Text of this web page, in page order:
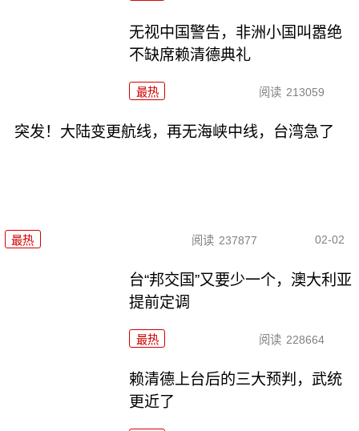
无视中国警告，非洲小国叫嚣绝
不缺席赖清德典礼
最热 阅读 213059
突发！大陆变更航线，再无海峡中线，台湾急了
最热 阅读 237877 02-02
台“邦交国”又要少一个，澳大利亚
提前定调
最热 阅读 228664
赖清德上台后的三大预判，武统
更近了